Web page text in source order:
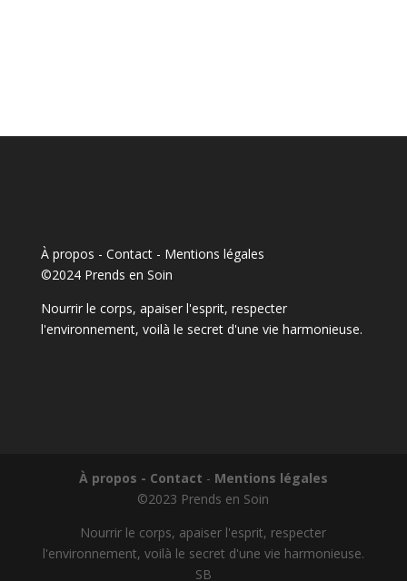
À propos - Contact- Mentions légales
©2024 Prends en Soin
Nourrir le corps, apaiser l'esprit, respecter
l'environnement, voilà le secret d'une vie harmonieuse.
À propos - Contact - Mentions légales
©2023 Prends en Soin
Nourrir le corps, apaiser l'esprit, respecter
l'environnement, voilà le secret d'une vie harmonieuse.
SB